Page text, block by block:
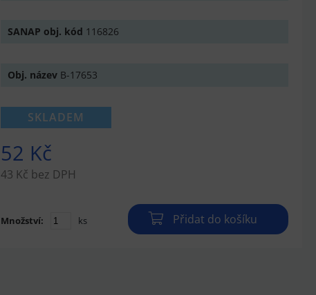
SANAP obj. kód 116826
Obj. název B-17653
SKLADEM
52 Kč
43 Kč bez DPH
Množství: ks Přidat do košíku